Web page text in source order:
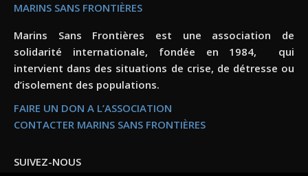
MARINS SANS FRONTIÈRES
Marins Sans Frontières est une association de
solidarité internationale, fondée en 1984, qui
intervient dans des situations de crise, de détresse ou
d’isolement des populations.
FAIRE UN DON A L’ASSOCIATION
CONTACTER MARINS SANS FRONTIÈRES
SUIVEZ-NOUS